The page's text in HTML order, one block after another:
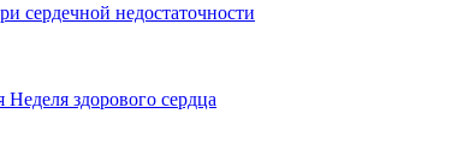
сердечной недостаточности
Неделя здорового сердца